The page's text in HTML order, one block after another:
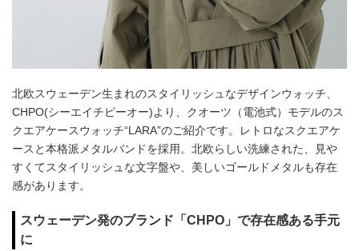
北欧スウェーデン生まれのスタイリッシュなデザインウォッチ、
CHPO(シーエイチピーオー)より、クオーツ（電池式）モデルのス
クエアケースウォッチ“LARA”のご紹介です。レトロなスクエアケ
ースと本格派メタルバンドを採用。北欧らしい洗練された、見や
すくてスタイリッシュな文字盤や、美しいゴールドメタルも存在
感があります。
スウェーデン発のブランド「CHPO」で存在感ある手元
に